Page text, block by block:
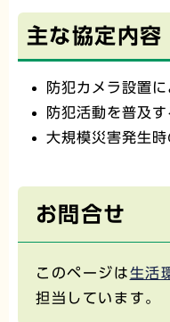
主な協定内容
防犯カメラ設置
防犯活動を普及
大規模災害発生
お問合せ
このページは生活
担当しています。